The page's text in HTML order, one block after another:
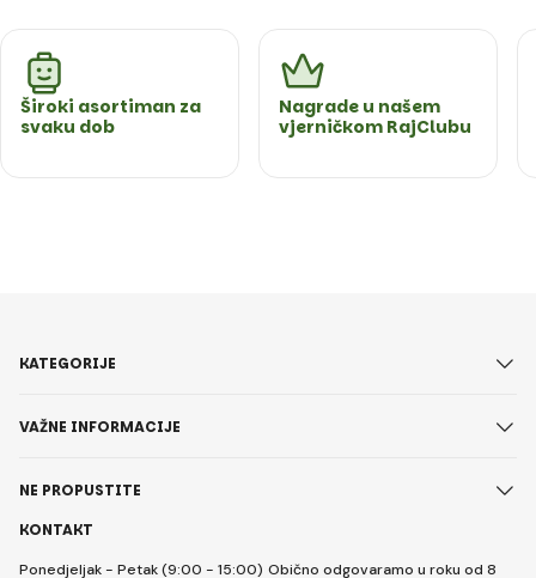
Široki asortiman za
svaku dob
Nagrade u našem
vjerničkom RajClubu
KONTAKT
Ponedjeljak - Petak (9:00 - 15:00) Obično odgovaramo u roku od 8
KATEGORIJE
VAŽNE INFORMACIJE
NE PROPUSTITE